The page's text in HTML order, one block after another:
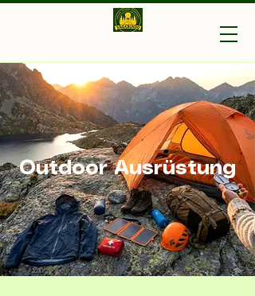
Vagabundo-Ihr Outdoor
Outdoor Ausrüstung